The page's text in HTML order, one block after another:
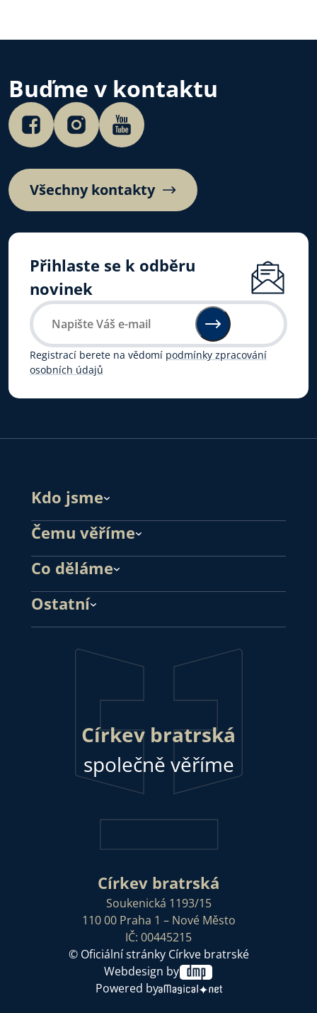
Buďme v kontaktu
Všechny kontakty
Přihlaste se k odběru
novinek
Registrací berete na vědomí podmínky zpracování
osobních údajů
Kdo jsme
Čemu věříme
Co děláme
Ostatní
Církev bratrská
společně věříme
Církev bratrská
Soukenická 1193/15
110 00 Praha 1 – Nové Město
IČ: 00445215
© Oficiální stránky Církve bratrské
Webdesign by
Powered by